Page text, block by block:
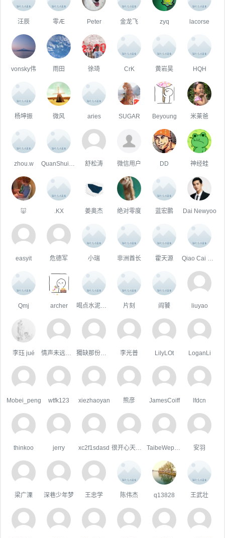
汪辰 零Æ Peter 金龙飞 zyq lacorse
vonsky伟 雨田 徐琦 CrK 黄岩昊 HQH
杨坤振 微风 aries SUGAR Beyoung 米莱爸
zhou.w 舒松涛 微信用户 DD 神经蛙
🐷 .KX 姜奥杰 绝对零度 蓝宏鹏 Dai Newyoo
easyit 危德军 小瑞 非洲酋长 霍天源
Qmj archer 片刻 阎饕 liuyao
李珏 jué 李光普 LilyLOt LoganLi
Mobei_peng wtfk123 xiezhaoyan 熊彦 JamesCoiff lfdcn
thinkoo jerry xc2f1sdasd 安羽
梁广溧 深巷少年梦 王忠学 陈伟杰 q13828 王武壮